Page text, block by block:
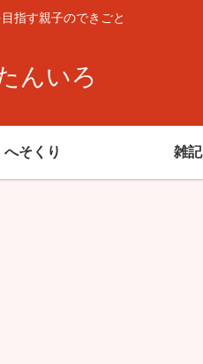
指す親子のできごと
んいろ
へそくり 雑記